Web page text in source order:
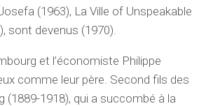
(1963), La Ville of Unspeakable
sont devenus (1970).
et l’économiste Philippe
comme leur père. Second fils des
(1889-1918), qui a succombé à la